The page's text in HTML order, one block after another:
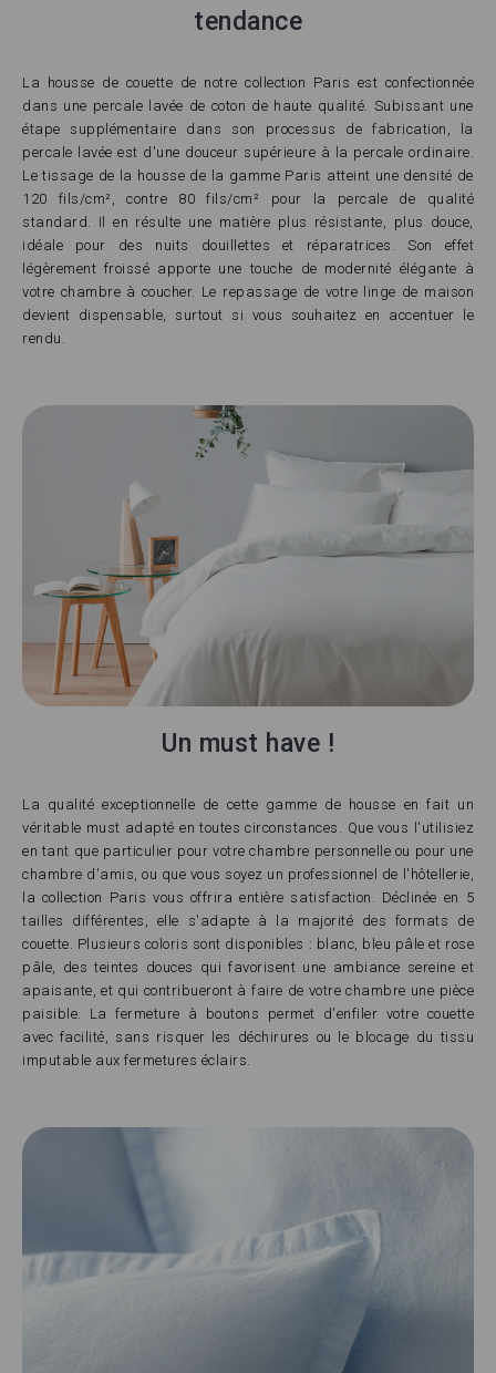
tendance
La housse de couette de notre collection Paris est confectionnée
dans une percale lavée de coton de haute qualité. Subissant une
étape supplémentaire dans son processus de fabrication, la
percale lavée est d'une douceur supérieure à la percale ordinaire.
Le tissage de la housse de la gamme Paris atteint une densité de
120 fils/cm², contre 80 fils/cm² pour la percale de qualité
standard. Il en résulte une matière plus résistante, plus douce,
idéale pour des nuits douillettes et réparatrices. Son effet
légèrement froissé apporte une touche de modernité élégante à
votre chambre à coucher. Le repassage de votre linge de maison
devient dispensable, surtout si vous souhaitez en accentuer le
rendu.
Un must have !
La qualité exceptionnelle de cette gamme de housse en fait un
véritable must adapté en toutes circonstances. Que vous l'utilisiez
en tant que particulier pour votre chambre personnelle ou pour une
chambre d'amis, ou que vous soyez un professionnel de l'hôtellerie,
la collection Paris vous offrira entière satisfaction. Déclinée en 5
tailles différentes, elle s'adapte à la majorité des formats de
couette. Plusieurs coloris sont disponibles : blanc, bleu pâle et rose
pâle, des teintes douces qui favorisent une ambiance sereine et
apaisante, et qui contribueront à faire de votre chambre une pièce
paisible. La fermeture à boutons permet d'enfiler votre couette
avec facilité, sans risquer les déchirures ou le blocage du tissu
imputable aux fermetures éclairs.